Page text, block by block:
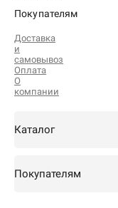
Покупателям
Доставка
и
самовывоз
Оплата
О
компании
Каталог
Покупателям